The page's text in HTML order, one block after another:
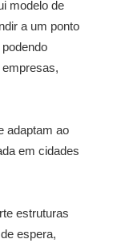
modelo de
a um ponto
empresas,
adaptam ao
em cidades
estruturas
espera,